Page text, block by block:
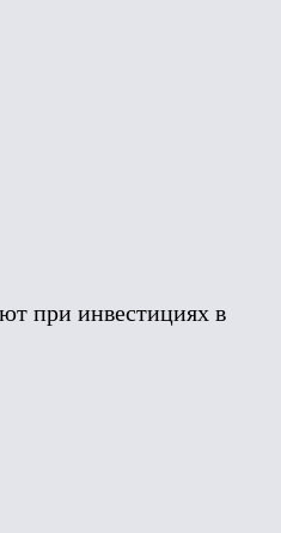
при инвестициях в